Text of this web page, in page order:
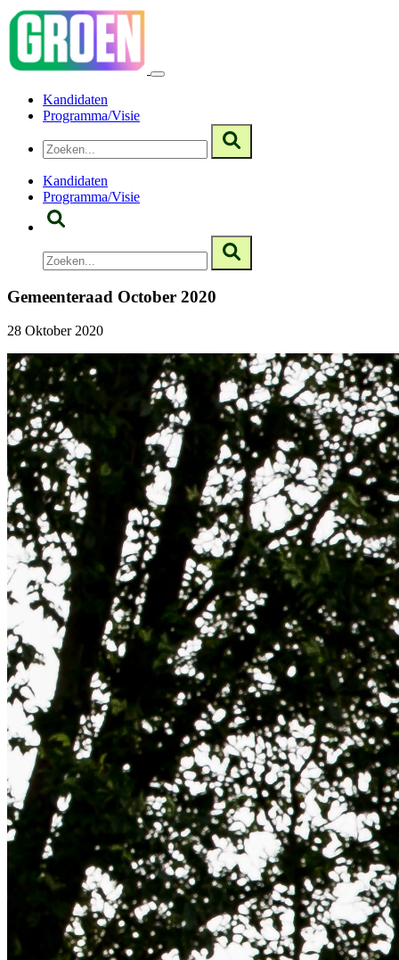
Kandidaten
Programma/Visie
Kandidaten
Programma/Visie
Gemeenteraad October 2020
28 Oktober 2020